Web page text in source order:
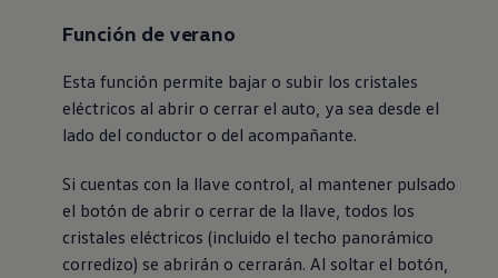
Función de verano
Esta función permite bajar o subir los cristales
eléctricos al abrir o cerrar el auto, ya sea desde el
lado del conductor o del acompañante.
Si cuentas con la llave control, al mantener pulsado
el botón de abrir o cerrar de la llave, todos los
cristales eléctricos (incluido el techo panorámico
corredizo) se abrirán o cerrarán. Al soltar el botón,